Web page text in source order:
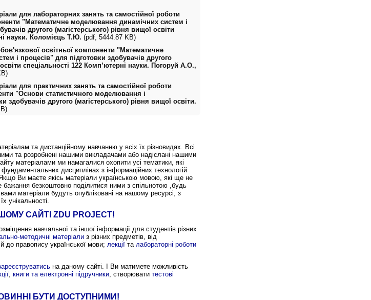
для лабораторних занять та самостійної роботи
"Математичне моделювання динамічних систем і
другого (магістерського) рівня вищої освіти
науки. Коломієць Т.Ю. (pdf, 5444.87 KB)
освітньої компоненти "Математичне
і процесів" для підготовки здобувачів другого
спеціальності 122 Комп’ютерні науки. Погоруй А.О.,
для практичних занять та самостійної роботи
"Основи статистичного моделювання і
здобувачів другого (магістерського) рівня вищої освіти.
та дистанційному навчанню у всіх їх різновидах. Всі
та розробнені нашими викладачами або надіслані нашими
матеріалами ми намагалися охопити усі тематики, які
дисциплінах з інформаційних технологій
Ви маєте якісь матеріали українською мовою, які ще не
бажання безкоштовно поділитися ними з спільнотою ,будь
матеріали будуть опубліковані на нашому ресурсі, з
унікальності.
САЙТІ ZDU PROJECT!
навчальної та іншої інформації для студентів різних
методичні матеріали з різних предметів, від
до правопису української мови; лекції та лабораторні роботи
на даному сайті. І Ви матимете можливість
книги та електронні підручники , створювати тестові
БУТИ ДОСТУПНИМИ!